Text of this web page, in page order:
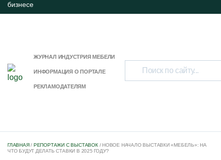
бизнесе
ЖУРНАЛ ИНДУСТРИЯ МЕБЕЛИ
ИНФОРМАЦИЯ О ПОРТАЛЕ
РЕКЛАМОДАТЕЛЯМ
ГЛАВНАЯ/ РЕПОРТАЖИ С ВЫСТАВОК/ НОВОЕ НАЧАЛО ВЫСТАВКИ «МЕБЕЛЬ»: НА
ЧТО БУДУТ ДЕЛАТЬ СТАВКИ В 2025 ГОДУ?